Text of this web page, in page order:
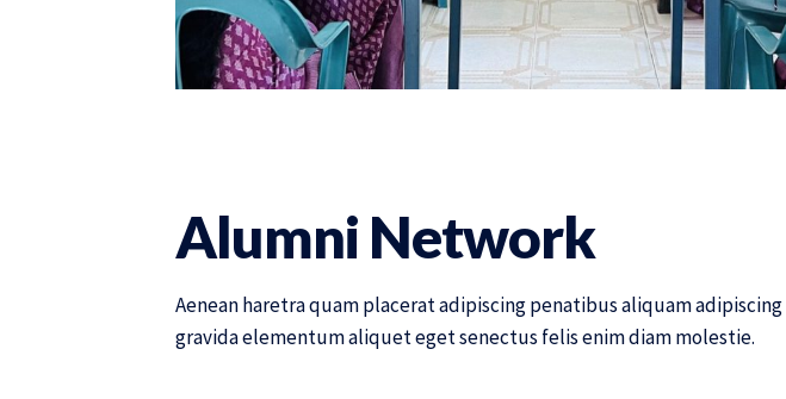
Alumni Network
Aenean haretra quam placerat adipiscing penatibus aliquam adipiscing
gravida elementum aliquet eget senectus felis enim diam molestie.